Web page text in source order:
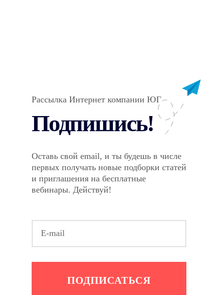
Рассылка Интернет компании ЮГ
Подпишись!
Оставь свой email, и ты будешь в числе
первых получать новые подборки статей
и приглашения на бесплатные
вебинары. Действуй!